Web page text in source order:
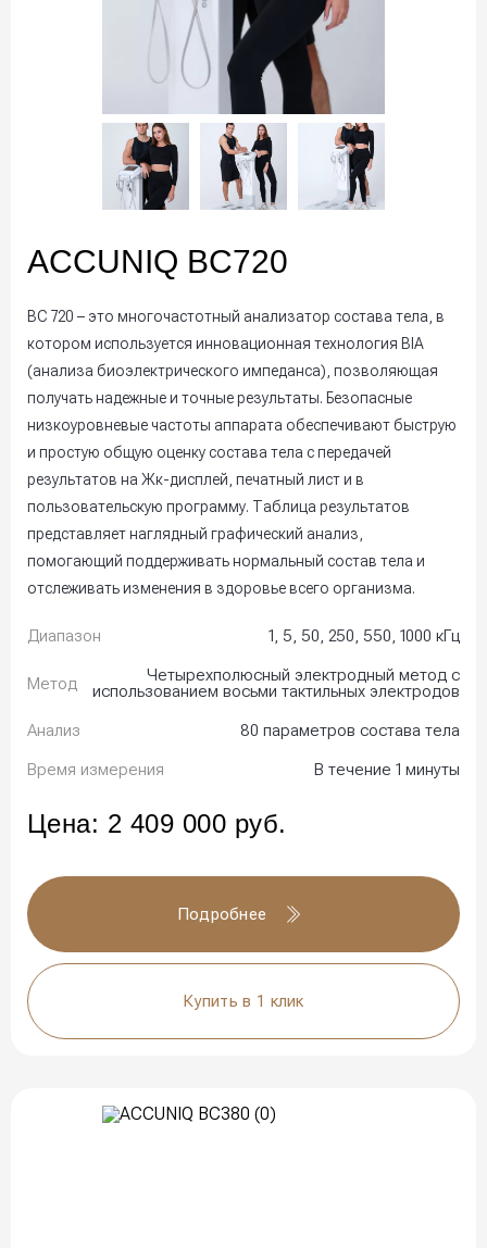
ACCUNIQ BC720
BC 720 – это многочастотный анализатор состава тела, в
котором используется инновационная технология BIA
(анализа биоэлектрического импеданса), позволяющая
получать надежные и точные результаты. Безопасные
низкоуровневые частоты аппарата обеспечивают быструю
и простую общую оценку состава тела с передачей
результатов на Жк-дисплей, печатный лист и в
пользовательскую программу. Таблица результатов
представляет наглядный графический анализ,
помогающий поддерживать нормальный состав тела и
отслеживать изменения в здоровье всего организма.
Диапазон 1, 5, 50, 250, 550, 1000 кГц
Метод
Четырехполюсный электродный метод с
использованием восьми тактильных электродов
Анализ
80 параметров состава тела
Время измерения
В течение 1 минуты
Цена: 2 409 000 руб.
Подробнее
Купить в 1 клик